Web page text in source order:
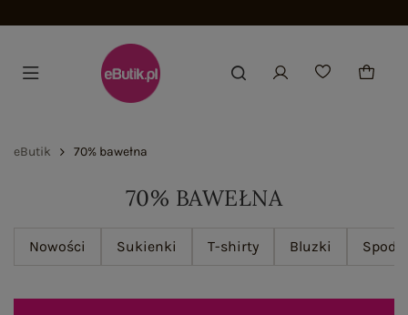
eButik 70% bawełna
70% BAWEŁNA
Nowości Sukienki T-shirty Bluzki